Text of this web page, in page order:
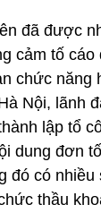
đã được
cảm tố cáo
chức năng
Nội, lãnh
lập tổ
dung đơn
đó có
thầu